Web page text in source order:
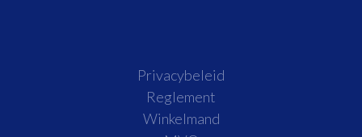
Privacybeleid
Reglement
Winkelmand